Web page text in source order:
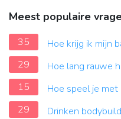
Meest populaire
35
Hoe krijg ik mijn
29
Hoe lang rauwe
15
Hoe speel je
29
Drinken